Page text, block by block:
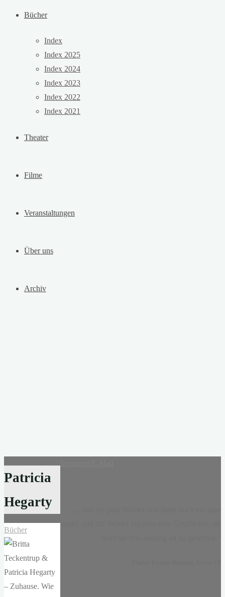
Bücher
Index
Index 2025
Index 2024
Index 2023
Index 2022
Index 2021
Theater
Filme
Veranstaltungen
Über uns
Archiv
Patricia
Hegarty
Bücher